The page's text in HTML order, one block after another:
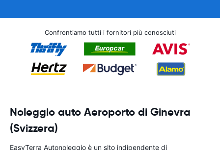
Confrontiamo tutti i fornitori più conosciuti
Noleggio auto Aeroporto di Ginevra
(Svizzera)
EasyTerra Autonoleggio è un sito indipendente di